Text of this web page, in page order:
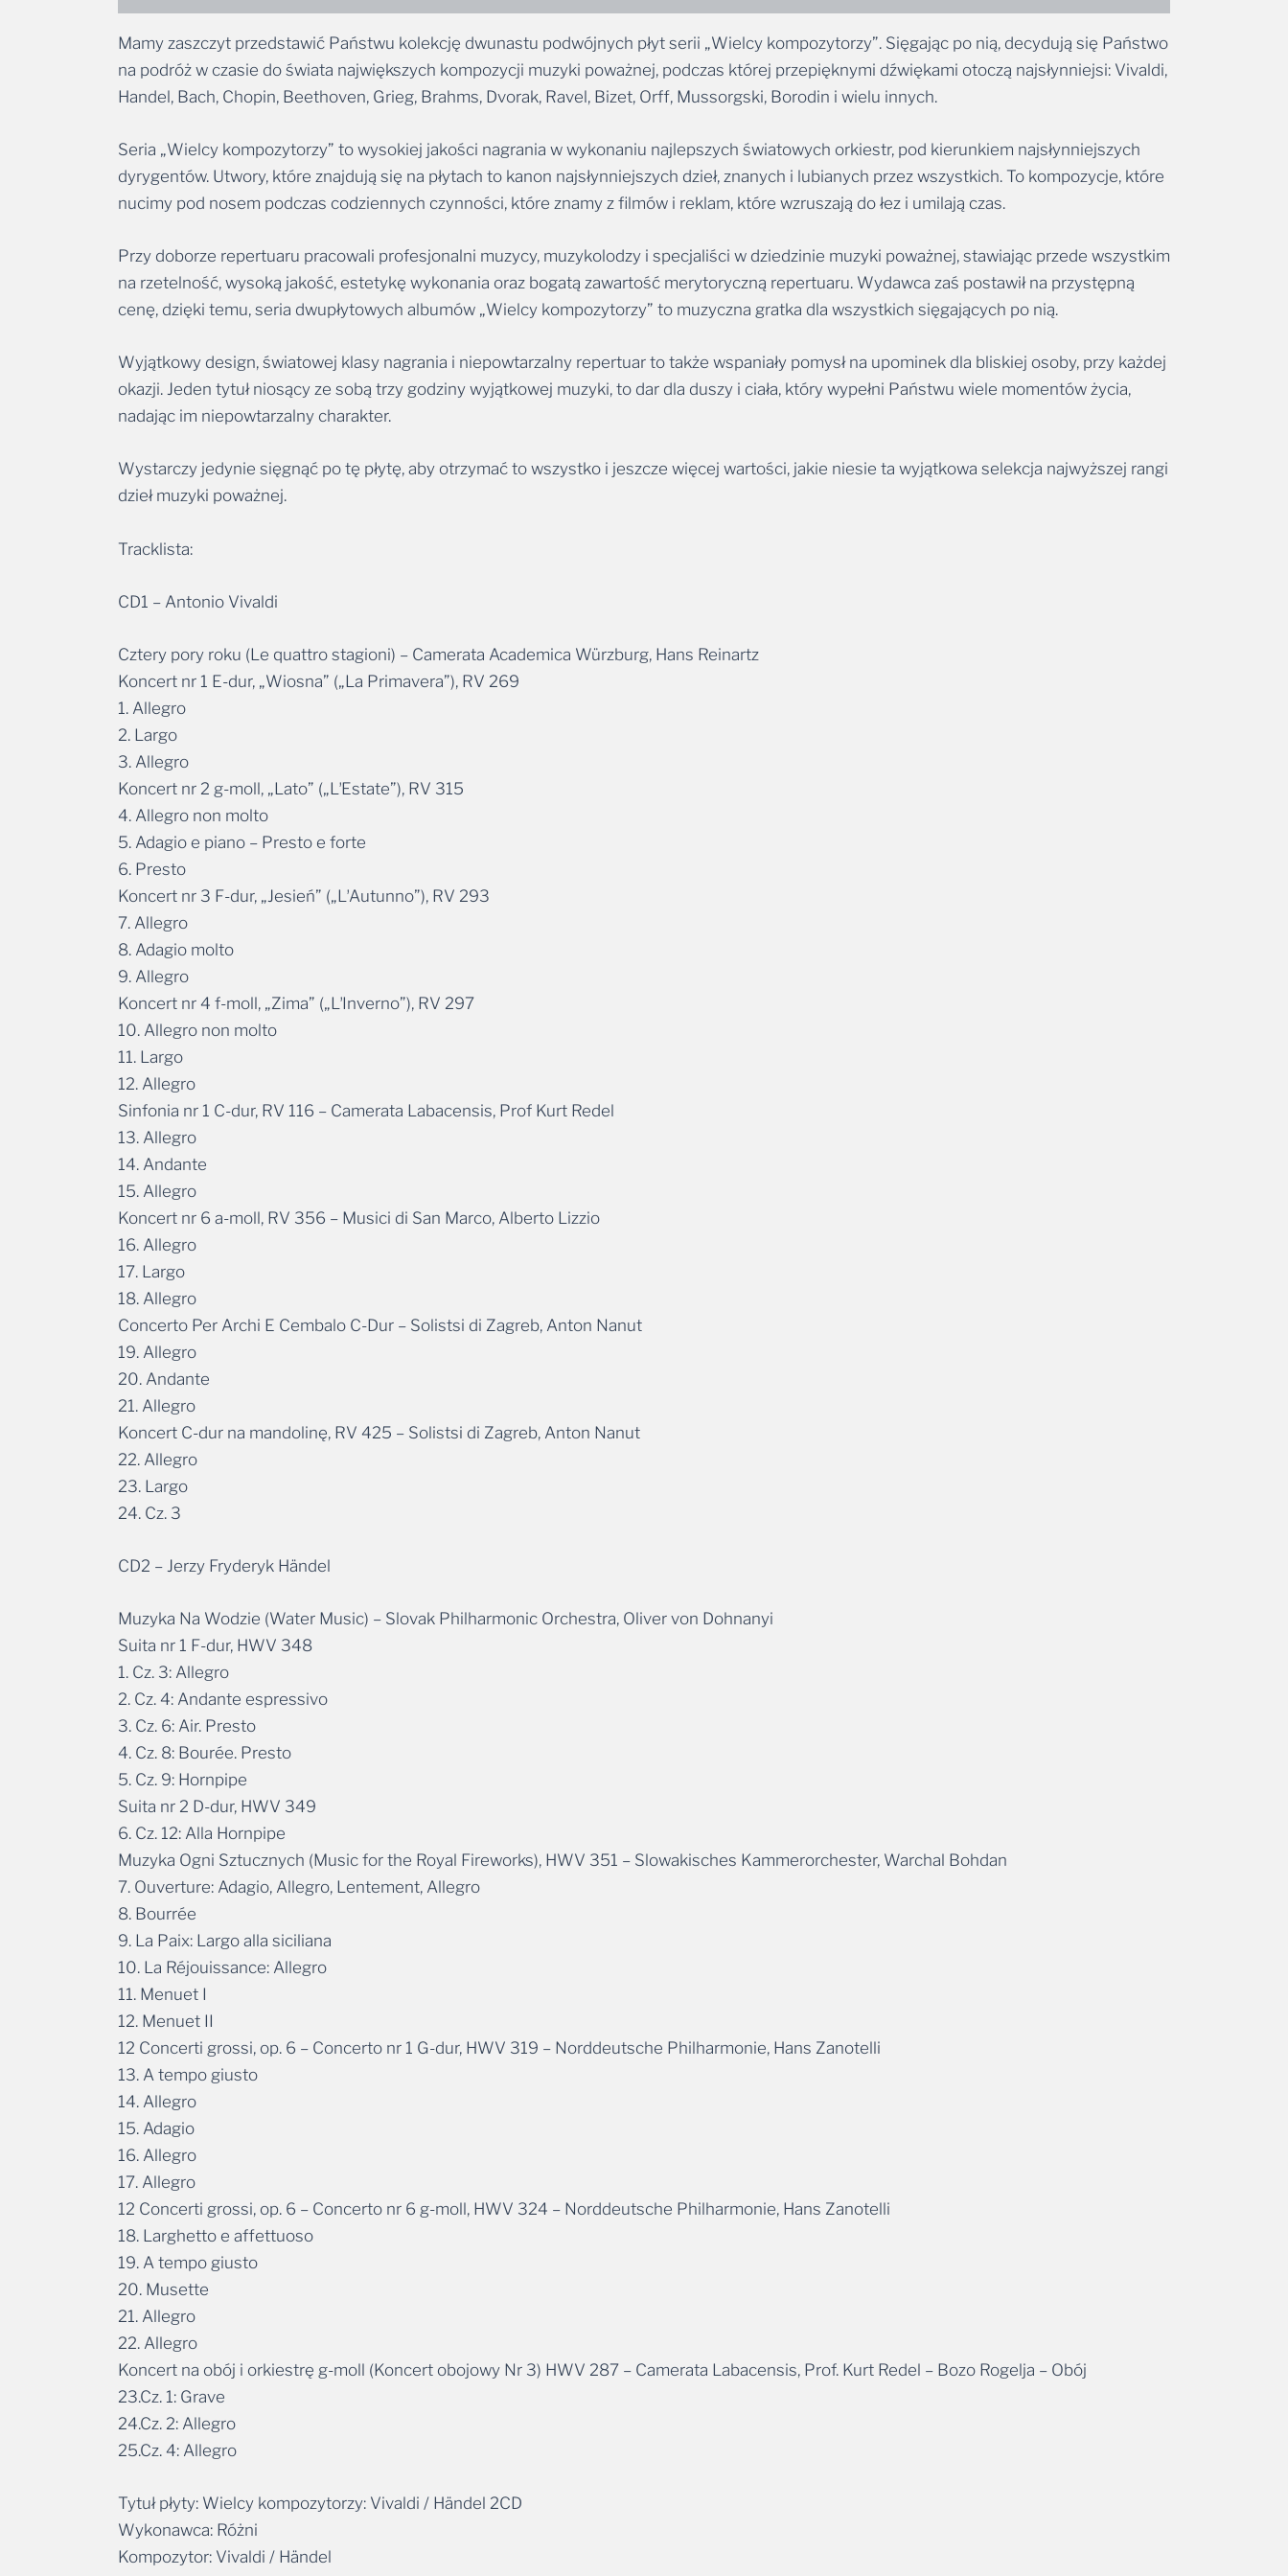
Mamy zaszczyt przedstawić Państwu kolekcję dwunastu podwójnych płyt serii „Wielcy kompozytorzy”. Sięgając po nią, decydują się Państwo
na podróż w czasie do świata największych kompozycji muzyki poważnej, podczas której przepięknymi dźwiękami otoczą najsłynniejsi: Vivaldi,
Handel, Bach, Chopin, Beethoven, Grieg, Brahms, Dvorak, Ravel, Bizet, Orff, Mussorgski, Borodin i wielu innych.
Seria „Wielcy kompozytorzy” to wysokiej jakości nagrania w wykonaniu najlepszych światowych orkiestr, pod kierunkiem najsłynniejszych
dyrygentów. Utwory, które znajdują się na płytach to kanon najsłynniejszych dzieł, znanych i lubianych przez wszystkich. To kompozycje, które
nucimy pod nosem podczas codziennych czynności, które znamy z filmów i reklam, które wzruszają do łez i umilają czas.
Przy doborze repertuaru pracowali profesjonalni muzycy, muzykolodzy i specjaliści w dziedzinie muzyki poważnej, stawiając przede wszystkim
na rzetelność, wysoką jakość, estetykę wykonania oraz bogatą zawartość merytoryczną repertuaru. Wydawca zaś postawił na przystępną
cenę, dzięki temu, seria dwupłytowych albumów „Wielcy kompozytorzy” to muzyczna gratka dla wszystkich sięgających po nią.
Wyjątkowy design, światowej klasy nagrania i niepowtarzalny repertuar to także wspaniały pomysł na upominek dla bliskiej osoby, przy każdej
okazji. Jeden tytuł niosący ze sobą trzy godziny wyjątkowej muzyki, to dar dla duszy i ciała, który wypełni Państwu wiele momentów życia,
nadając im niepowtarzalny charakter.
Wystarczy jedynie sięgnąć po tę płytę, aby otrzymać to wszystko i jeszcze więcej wartości, jakie niesie ta wyjątkowa selekcja najwyższej rangi
dzieł muzyki poważnej.
Tracklista:
CD1 – Antonio Vivaldi
Cztery pory roku (Le quattro stagioni) – Camerata Academica Würzburg, Hans Reinartz
Koncert nr 1 E-dur, „Wiosna” („La Primavera”), RV 269
1. Allegro
2. Largo
3. Allegro
Koncert nr 2 g-moll, „Lato” („LʼEstate”), RV 315
4. Allegro non molto
5. Adagio e piano – Presto e forte
6. Presto
Koncert nr 3 F-dur, „Jesień” („LʼAutunno”), RV 293
7. Allegro
8. Adagio molto
9. Allegro
Koncert nr 4 f-moll, „Zima” („LʼInverno”), RV 297
10. Allegro non molto
11. Largo
12. Allegro
Sinfonia nr 1 C-dur, RV 116 – Camerata Labacensis, Prof Kurt Redel
13. Allegro
14. Andante
15. Allegro
Koncert nr 6 a-moll, RV 356 – Musici di San Marco, Alberto Lizzio
16. Allegro
17. Largo
18. Allegro
Concerto Per Archi E Cembalo C-Dur – Solistsi di Zagreb, Anton Nanut
19. Allegro
20. Andante
21. Allegro
Koncert C-dur na mandolinę, RV 425 – Solistsi di Zagreb, Anton Nanut
22. Allegro
23. Largo
24. Cz. 3
CD2 – Jerzy Fryderyk Händel
Muzyka Na Wodzie (Water Music) – Slovak Philharmonic Orchestra, Oliver von Dohnanyi
Suita nr 1 F-dur, HWV 348
1. Cz. 3: Allegro
2. Cz. 4: Andante espressivo
3. Cz. 6: Air. Presto
4. Cz. 8: Bourée. Presto
5. Cz. 9: Hornpipe
Suita nr 2 D-dur, HWV 349
6. Cz. 12: Alla Hornpipe
Muzyka Ogni Sztucznych (Music for the Royal Fireworks), HWV 351 – Slowakisches Kammerorchester, Warchal Bohdan
7. Ouverture: Adagio, Allegro, Lentement, Allegro
8. Bourrée
9. La Paix: Largo alla siciliana
10. La Réjouissance: Allegro
11. Menuet I
12. Menuet II
12 Concerti grossi, op. 6 – Concerto nr 1 G-dur, HWV 319 – Norddeutsche Philharmonie, Hans Zanotelli
13. A tempo giusto
14. Allegro
15. Adagio
16. Allegro
17. Allegro
12 Concerti grossi, op. 6 – Concerto nr 6 g-moll, HWV 324 – Norddeutsche Philharmonie, Hans Zanotelli
18. Larghetto e affettuoso
19. A tempo giusto
20. Musette
21. Allegro
22. Allegro
Koncert na obój i orkiestrę g-moll (Koncert obojowy Nr 3) HWV 287 – Camerata Labacensis, Prof. Kurt Redel – Bozo Rogelja – Obój
23.Cz. 1: Grave
24.Cz. 2: Allegro
25.Cz. 4: Allegro
Tytuł płyty: Wielcy kompozytorzy: Vivaldi / Händel 2CD
Wykonawca: Różni
Kompozytor: Vivaldi / Händel